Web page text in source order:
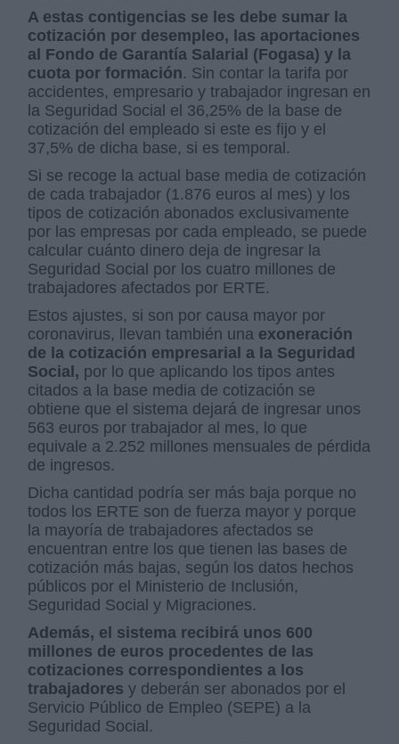
A estas contigencias se les debe sumar la
cotización por desempleo, las aportaciones
al Fondo de Garantía Salarial (Fogasa) y la
cuota por formación. Sin contar la tarifa por
accidentes, empresario y trabajador ingresan en
la Seguridad Social el 36,25% de la base de
cotización del empleado si este es fijo y el
37,5% de dicha base, si es temporal.
Si se recoge la actual base media de cotización
de cada trabajador (1.876 euros al mes) y los
tipos de cotización abonados exclusivamente
por las empresas por cada empleado, se puede
calcular cuánto dinero deja de ingresar la
Seguridad Social por los cuatro millones de
trabajadores afectados por ERTE.
Estos ajustes, si son por causa mayor por
coronavirus, llevan también una exoneración
de la cotización empresarial a la Seguridad
Social, por lo que aplicando los tipos antes
citados a la base media de cotización se
obtiene que el sistema dejará de ingresar unos
563 euros por trabajador al mes, lo que
equivale a 2.252 millones mensuales de pérdida
de ingresos.
Dicha cantidad podría ser más baja porque no
todos los ERTE son de fuerza mayor y porque
la mayoría de trabajadores afectados se
encuentran entre los que tienen las bases de
cotización más bajas, según los datos hechos
públicos por el Ministerio de Inclusión,
Seguridad Social y Migraciones.
Además, el sistema recibirá unos 600
millones de euros procedentes de las
cotizaciones correspondientes a los
trabajadores y deberán ser abonados por el
Servicio Público de Empleo (SEPE) a la
Seguridad Social.